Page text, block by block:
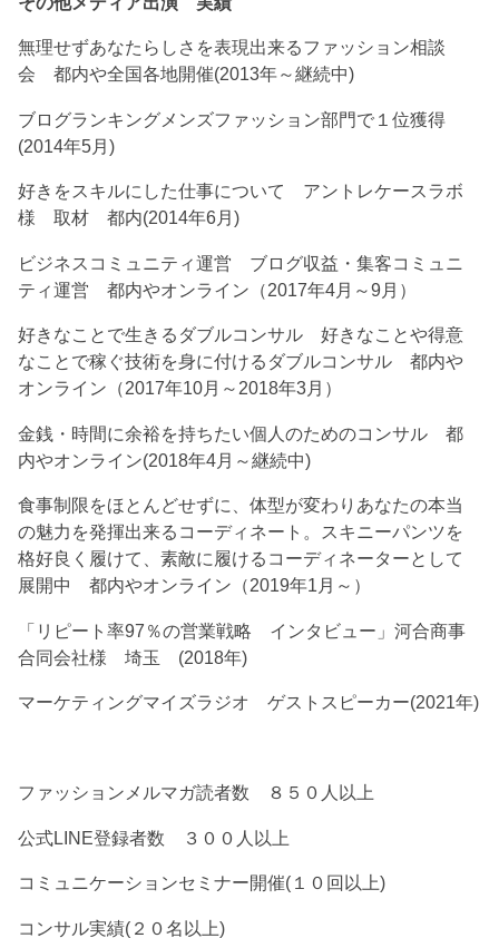
無理せずあなたらしさを表現出来るファッション相談
会 都内や全国各地開催(2013年～継続中)
ブログランキングメンズファッション部門で１位獲得
(2014年5月)
好きをスキルにした仕事について アントレケースラボ
様 取材 都内(2014年6月)
ビジネスコミュニティ運営 ブログ収益・集客コミュニ
ティ運営 都内やオンライン（2017年4月～9月）
好きなことで生きるダブルコンサル 好きなことや得意
なことで稼ぐ技術を身に付けるダブルコンサル 都内や
オンライン（2017年10月～2018年3月）
金銭・時間に余裕を持ちたい個人のためのコンサル 都
内やオンライン(2018年4月～継続中)
食事制限をほとんどせずに、体型が変わりあなたの本当
の魅力を発揮出来るコーディネート。スキニーパンツを
格好良く履けて、素敵に履けるコーディネーターとして
展開中 都内やオンライン（2019年1月～）
「リピート率97％の営業戦略 インタビュー」河合商事
合同会社様 埼玉 (2018年)
マーケティングマイズラジオ ゲストスピーカー(2021年)
ファッションメルマガ読者数 ８５０人以上
公式LINE登録者数 ３００人以上
コミュニケーションセミナー開催(１０回以上)
コンサル実績(２０名以上)